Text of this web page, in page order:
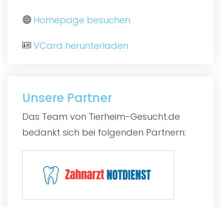
Homepage besuchen
VCard herunterladen
Unsere Partner
Das Team von Tierheim-Gesucht.de
bedankt sich bei folgenden Partnern: